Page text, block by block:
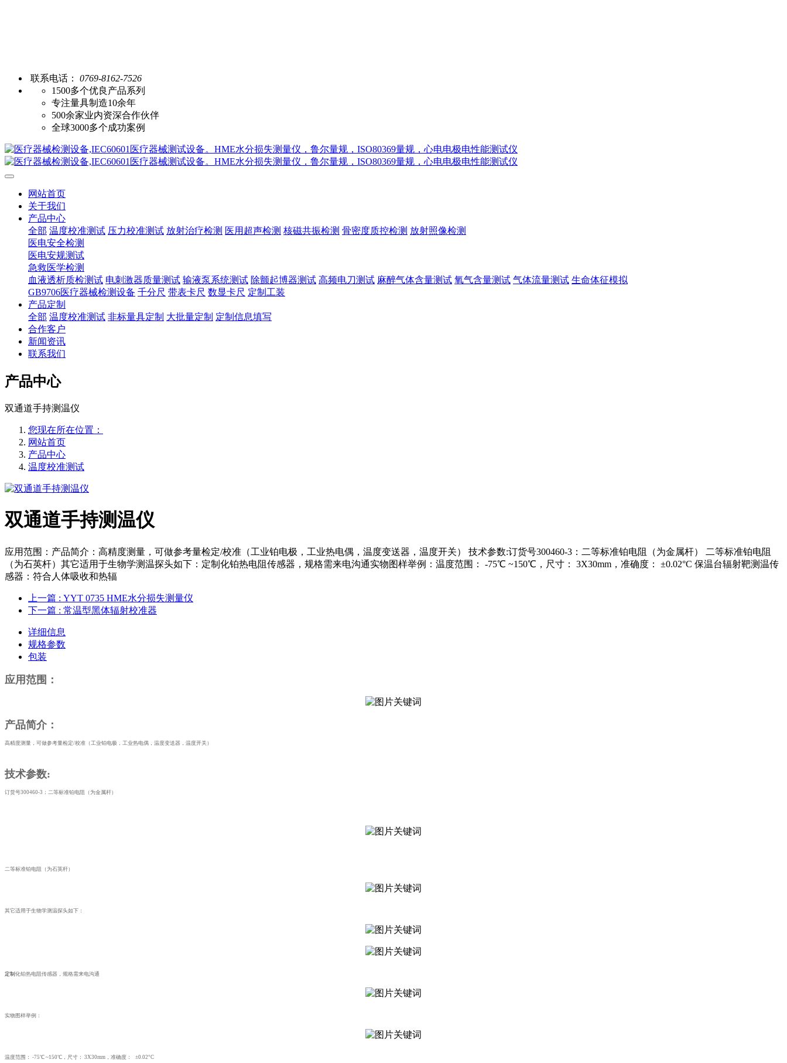
联系电话：
0769-8162-7526
1500多个优良产品系列
专注量具制造10余年
500余家业内资深合作伙伴
全球3000多个成功案例
网站首页
关于我们
产品中心
全部 温度校准测试 压力校准测试 放射治疗检测 医用超声检测 核磁共振检测 骨密度质控检测 放射照像检测
医电安全检测
医电安规测试
急救医学检测
血液透析质检测试 电刺激器质量测试 输液泵系统测试 除颤起博器测试 高频电刀测试 麻醉气体含量测试 氧气含量测试 气体流量测试 生命体征模拟
GB9706医疗器械检测设备 千分尺 带表卡尺 数显卡尺 定制工装
产品定制
全部 温度校准测试 非标量具定制 大批量定制 定制信息填写
合作客户
新闻资讯
联系我们
产品中心
双通道手持测温仪
您现在所在位置：
网站首页
产品中心
温度校准测试
双通道手持测温仪
应用范围：产品简介：高精度测量，可做参考量检定/校准（工业铂电极，工业热电偶，温度变送器，温度开关） 技术参数:订货号300460-3：二等标准铂电阻（为金属杆） 二等标准铂电阻
（为石英杆）其它适用于生物学测温探头如下：定制化铂热电阻传感器，规格需来电沟通实物图样举例：温度范围： -75℃ ~150℃，尺寸： 3X30mm，准确度： ±0.02°C 保温台辐射靶测温传
感器：符合人体吸收和热辐
上一篇 : YYT 0735 HME水分损失测量仪
下一篇 : 常温型黑体辐射校准器
详细信息
规格参数
包装
应用范围：
产品简介：
高精度测量，可做参考量检定/校准（工业铂电极，工业热电偶，温度变送器，温度开关）
技术参数:
订货号300460-3：二等标准铂电阻（为金属杆）
二等标准铂电阻（为石英杆）
其它适用于生物学测温探头如下：
定制 化铂热电阻传感器，规格需来电沟通
实物图样举例：
温度范围： -75℃ ~150℃，尺寸： 3X30mm，准确度： ±0.02°C